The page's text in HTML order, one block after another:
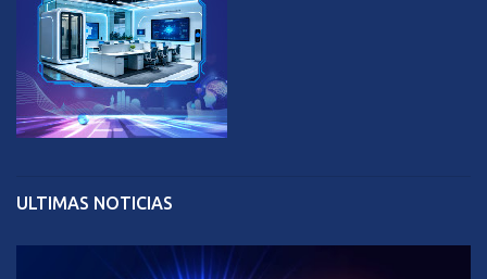
ULTIMAS NOTICIAS